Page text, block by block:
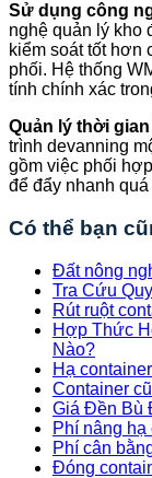
Sử dụng công
nghệ quản lý kho
kiểm soát tốt hơn
phối. Hệ thống
tính chính xác
Quản lý thời
trình devanning
gồm việc phối
để đẩy nhanh
Có thể bạn
Đất nông
Tra Cứu
Rút ruột
Hợp Thức
Nào?
Hạ
Container
Giá Đền Bù
Phí nâng
Phí cân
Đóng